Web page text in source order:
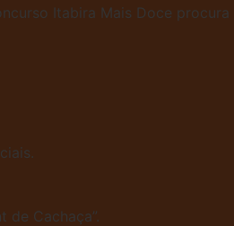
Itabira Mais Doce procura
de Cachaça”.